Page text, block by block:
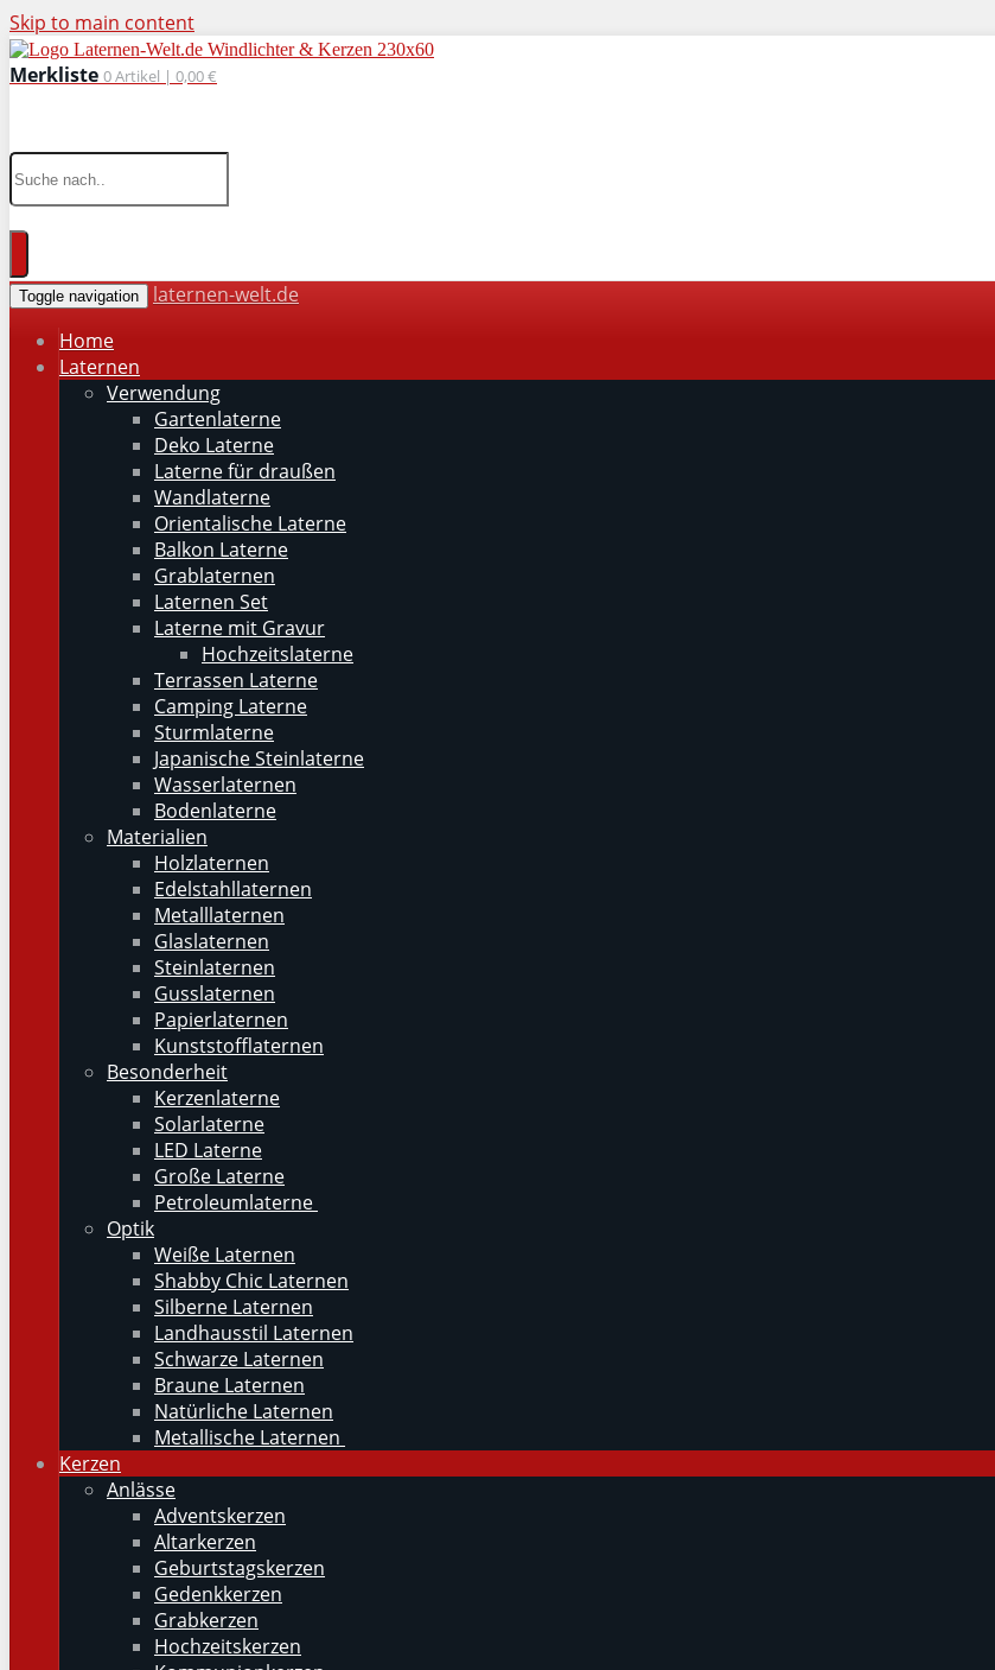
Skip to main content
Merkliste 0Artikel | 0,00 €
Toggle navigation
laternen-welt.de
Home
Laternen
Verwendung
Gartenlaterne
Deko Laterne
Laterne für draußen
Wandlaterne
Orientalische Laterne
Balkon Laterne
Grablaternen
Laternen Set
Laterne mit Gravur
Hochzeitslaterne
Terrassen Laterne
Camping Laterne
Sturmlaterne
Japanische Steinlaterne
Wasserlaternen
Bodenlaterne
Materialien
Holzlaternen
Edelstahllaternen
Metalllaternen
Glaslaternen
Steinlaternen
Gusslaternen
Papierlaternen
Kunststofflaternen
Besonderheit
Kerzenlaterne
Solarlaterne
LED Laterne
Große Laterne
Petroleumlaterne
Optik
Weiße Laternen
Shabby Chic Laternen
Silberne Laternen
Landhausstil Laternen
Schwarze Laternen
Braune Laternen
Natürliche Laternen
Metallische Laternen
Kerzen
Anlässe
Adventskerzen
Altarkerzen
Geburtstagskerzen
Gedenkkerzen
Grabkerzen
Hochzeitskerzen